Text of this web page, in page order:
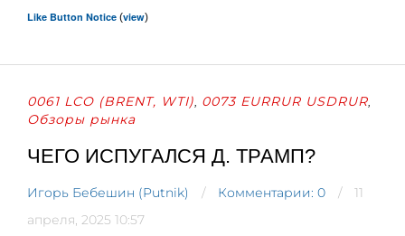
Like Button Notice (view)
0061 LCO (BRENT, WTI) 0073 EURRUR USDRUR
Обзоры рынка
ЧЕГО ИСПУГАЛСЯ Д. ТРАМП?
Игорь Бебешин (Putnik) Комментарии: 0
11
апреля, 2025 10:57